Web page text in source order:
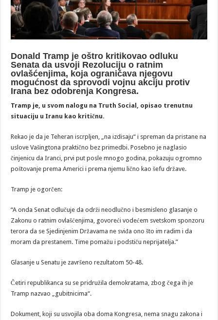
Donald Tramp je oštro kritikovao odluku
Senata da usvoji Rezoluciju o ratnim
ovlašćenjima, koja ograničava njegovu
mogućnost da sprovodi vojnu akciju protiv
Irana bez odobrenja Kongresa.
Tramp je, u svom nalogu na Truth Social, opisao trenutnu
situaciju u Iranu kao kritičnu.
Rekao je da je Teheran iscrpljen, „na izdisaju“ i spreman da pristane na
uslove Vašingtona praktično bez primedbi. Posebno je naglasio
činjenicu da Iranci, prvi put posle mnogo godina, pokazuju ogromno
poštovanje prema Americi i prema njemu lično kao šefu države.
Tramp je ogorčen:
“A onda Senat odlučuje da održi neodlučno i besmisleno glasanje o
Zakonu o ratnim ovlašćenjima, govoreći vodećem svetskom sponzoru
terora da se Sjedinjenim Državama ne sviđa ono što im radim i da
moram da prestanem. Time pomažu i podstiču neprijatelja.”
Glasanje u Senatu je završeno rezultatom 50-48.
Četiri republikanca su se pridružila demokratama, zbog čega ih je
Tramp nazvao „gubitnicima“.
Dokument, koji su usvojila oba doma Kongresa, nema snagu zakona i